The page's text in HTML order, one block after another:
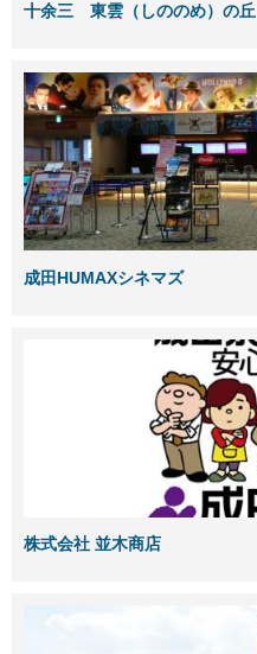
十余三 東雲（しののめ）の丘
成田HUMAXシネマズ
株式会社 並木商店